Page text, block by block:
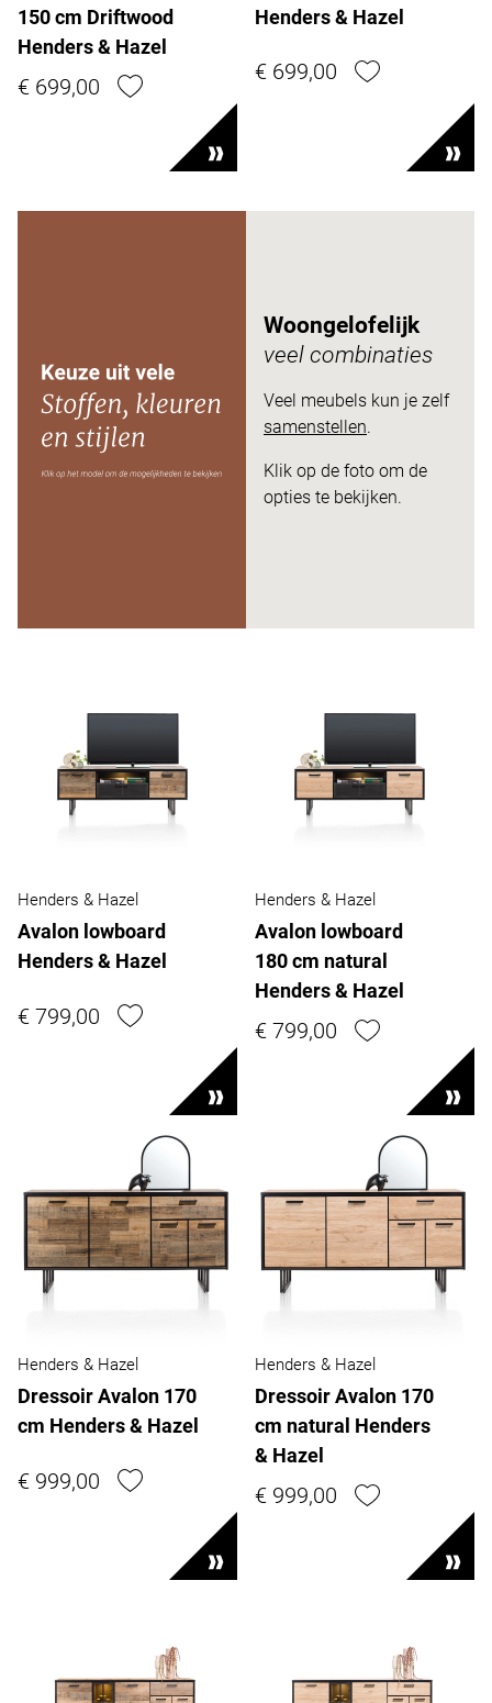
150 cm Driftwood
Henders & Hazel
€ 699,00
Henders & Hazel
€ 699,00
Woongelofelijk
veel combinaties
Veel meubels kun je zelf
samenstellen.
Klik op de foto om de
opties te bekijken.
Henders & Hazel
Avalon lowboard
Henders & Hazel
€ 799,00
Henders & Hazel
Avalon lowboard
180 cm natural
Henders & Hazel
€ 799,00
Henders & Hazel
Dressoir Avalon 170
cm Henders & Hazel
€ 999,00
Henders & Hazel
Dressoir Avalon 170
cm natural Henders
& Hazel
€ 999,00